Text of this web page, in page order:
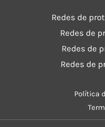
Redes de
Redes de
Redes de
Redes de
Política